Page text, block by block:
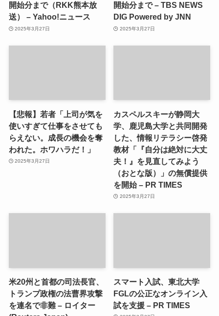
開始分まで（RKK熊本放
送） – Yahoo!ニュース
2025年3月27日
開始分まで – TBS NEWS
DIG Powered by JNN
2025年3月27日
【悲報】若者「上司が気を
使いすぎて仕事をさせても
らえない。成長の機会を奪
われた。ホワハラだ！」
2025年3月27日
カスペルスキーが静岡大
学、鹿児島大学と共同開発
した、情報リテラシー啓発
教材「『自分は絶対に大丈
夫！』を見直してみよう
（おとな版）」の無償提供
を開始 – PR TIMES
2025年3月27日
米20州と首都の司法長官、
トランプ政権の法曹界攻撃
を連名で非難 – ロイター
スマート入試、東北大学
FGLの公正なオンライン入
試を支援 – PR TIMES